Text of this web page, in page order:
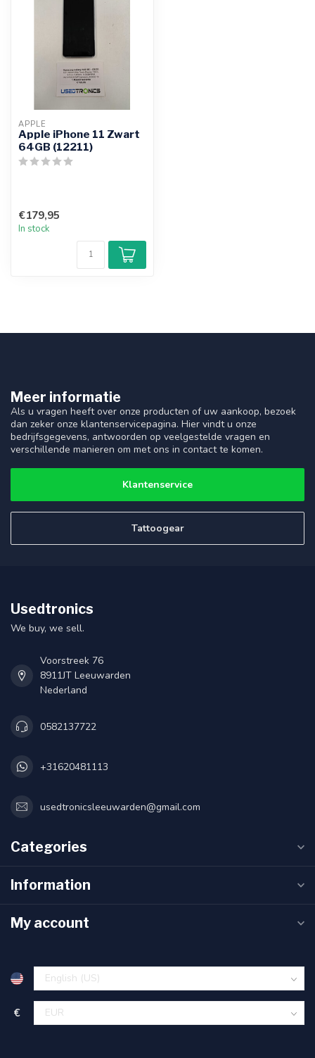
APPLE
Apple iPhone 11 Zwart
64GB (12211)
€179,95
In stock
Meer informatie
Als u vragen heeft over onze producten of uw aankoop, bezoek
dan zeker onze klantenservicepagina. Hier vindt u onze
bedrijfsgegevens, antwoorden op veelgestelde vragen en
verschillende manieren om met ons in contact te komen.
Klantenservice
Tattoogear
Usedtronics
We buy, we sell.
Voorstreek 76
8911JT Leeuwarden
Nederland
0582137722
+31620481113
usedtronicsleeuwarden@gmail.com
Categories
Information
My account
€